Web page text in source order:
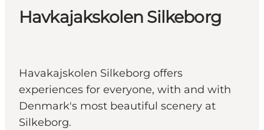
Havkajakskolen Silkeborg
Havakajskolen Silkeborg offers
experiences for everyone, with and with
Denmark's most beautiful scenery at
Silkeborg.